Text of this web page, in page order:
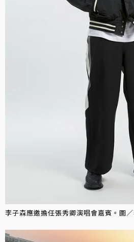
李子森應邀擔任張秀卿演唱會嘉賓。圖